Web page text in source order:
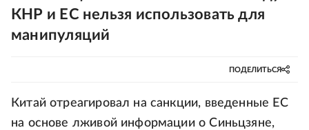
КНР и ЕС нельзя использовать для
манипуляций
ПОДЕЛИТЬСЯ
Китай отреагировал на санкции, введенные ЕС
на основе лживой информации о Синьцзяне,